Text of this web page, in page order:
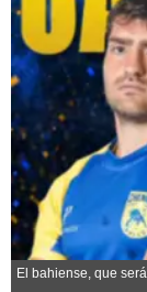
Sociedad y
libre
El tiempo
Fúnebres
Clasificados
El bahiense, que